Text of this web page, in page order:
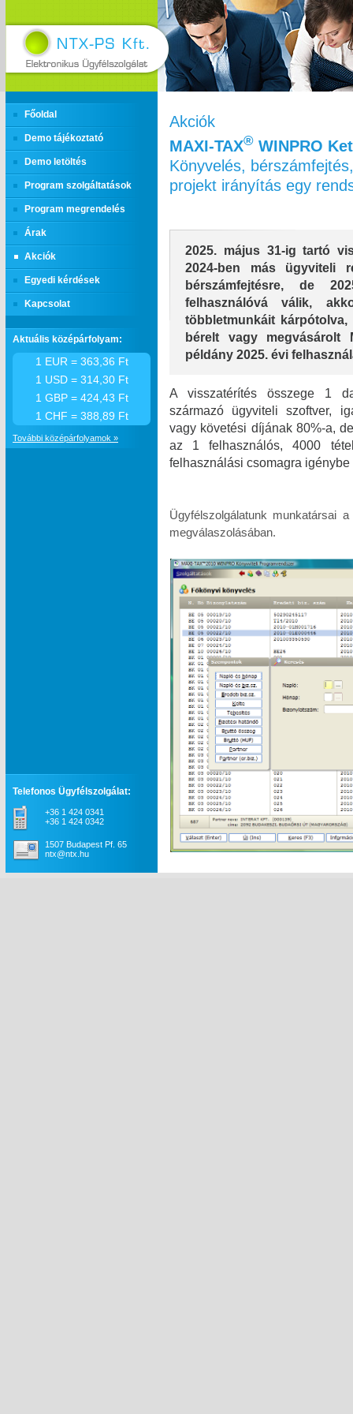
Főoldal
Demo tájékoztató
Demo letöltés
Program szolgáltatások
Program megrendelés
Árak
Akciók
Egyedi kérdések
Kapcsolat
Akciók
MAXI‑TAX® WINPRO
Könyvelés,
projekt irányítás egy
2025. május 31-ig tartó
2024-ben más ügyviteli
bérszámfejtésre, de
felhasználóvá válik,
többletmunkáit
bérelt vagy megvásárolt
példány 2025. évi
A visszatérítés összege 1
származó ügyviteli szoftver,
vagy követési díjának 80%-a,
az 1 felhasználós, 4000
felhasználási csomagra igénybe
Ügyfélszolgálatunk munkatársai
megválaszolásában.
Aktuális középárfolyam:
1 EUR = 363,36 Ft
1 USD = 314,30 Ft
1 GBP = 424,43 Ft
1 CHF = 388,89 Ft
További középárfolyamok »
Telefonos Ügyfélszolgálat:
+36 1 424 0341
+36 1 424 0342
1507 Budapest Pf. 65
ntx@ntx.hu